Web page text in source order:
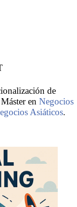
de
en Negocios
Asiáticos.